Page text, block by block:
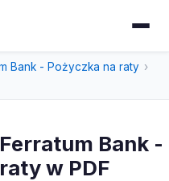
Bank - Pożyczka na raty
Bank -
w PDF